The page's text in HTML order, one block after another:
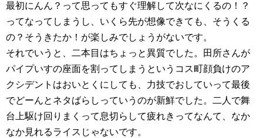
最初にんん？って思ってもすぐ理解して次なにくるの！？
ってなってしまうし、いくら先が想像できても、そうくる
の？そうきたか！が楽しみでしょうがないです。
それでいうと、二本目はちょっと異質でした。田所さんが
パイプいすの座面を割ってしまうというコス町顔負けのア
クシデントはおいとくにしても、力技でおしていって最後
でどーんとネタばらしっていうのが新鮮でした。二人で舞
台上駆け回りまくって息切らして疲れきってなんて、なか
なか見れるライスじゃないです。